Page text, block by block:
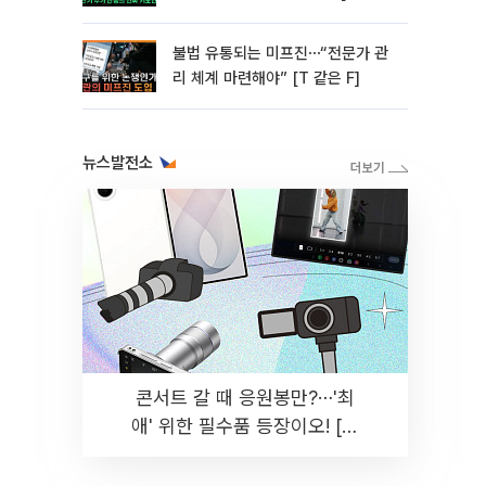
불법 유통되는 미프진⋯“전문가 관
리 체계 마련해야” [T 같은 F]
뉴스발전소
콘서트 갈 때 응원봉만?⋯'최
애' 위한 필수품 등장이오! [솔